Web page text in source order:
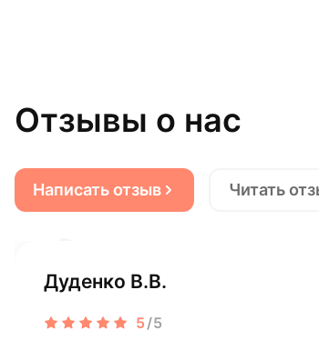
Отзывы о нас
Написать отзыв Читать
Дуденко В.В.
5/5